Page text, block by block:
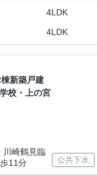
4LDK
4LDK
新築戸建
校・上の宮
川崎鶴見臨
11分
公共下水